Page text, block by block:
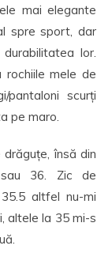
mai elegante
spre sport, dar
lor.
mele de
pantaloni scurți
pe maro.
însă din
36. Zic de
altfel nu-mi
altele la 35 mi-s